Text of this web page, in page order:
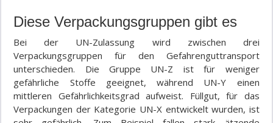
Diese Verpackungsgruppen gibt es
Bei der UN-Zulassung wird zwischen drei
Verpackungsgruppen für den Gefahrenguttransport
unterschieden. Die Gruppe UN-Z ist für weniger
gefährliche Stoffe geeignet, während UN-Y einen
mittleren Gefährlichkeitsgrad aufweist. Füllgut, für das
Verpackungen der Kategorie UN-X entwickelt wurden, ist